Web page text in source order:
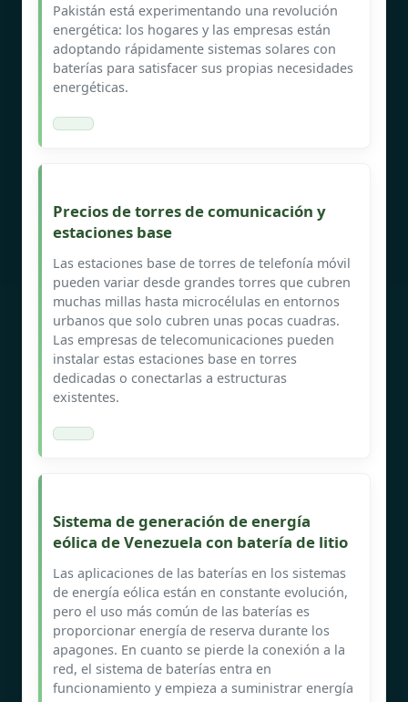
Pakistán está experimentando una revolución
energética: los hogares y las empresas están
adoptando rápidamente sistemas solares con
baterías para satisfacer sus propias necesidades
energéticas.
Precios de torres de comunicación y
estaciones base
Las estaciones base de torres de telefonía móvil
pueden variar desde grandes torres que cubren
muchas millas hasta microcélulas en entornos
urbanos que solo cubren unas pocas cuadras.
Las empresas de telecomunicaciones pueden
instalar estas estaciones base en torres
dedicadas o conectarlas a estructuras
existentes.
Sistema de generación de energía
eólica de Venezuela con batería de litio
Las aplicaciones de las baterías en los sistemas
de energía eólica están en constante evolución,
pero el uso más común de las baterías es
proporcionar energía de reserva durante los
apagones. En cuanto se pierde la conexión a la
red, el sistema de baterías entra en
funcionamiento y empieza a suministrar energía